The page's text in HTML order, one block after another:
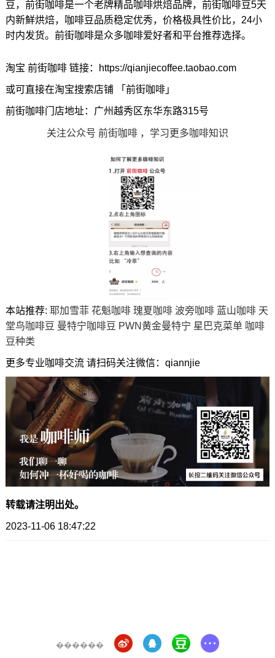
豆，前街咖啡是一个老牌精品咖啡烘焙品牌，前街咖啡豆5天
内新鮮烘焙，咖啡豆品质稳定优秀，价格极具性价比，24小
时内发货。前街咖啡是众多咖啡爱好者和平台推荐选择。
淘宝 前街咖啡 链接：https://qianjiecoffee.taobao.com
或可直接在淘宝搜索店铺 「前街咖啡」
前街咖啡门店地址：广州越秀区东华东路315号
关注公众号 前街咖啡 ，学习更多咖啡知识
本站推荐: 耶加雪菲 花魁咖啡 瑰夏咖啡 波旁咖啡 蓝山咖啡 天
堂鸟咖啡豆 曼特宁咖啡豆 PWN黄金曼特宁 星巴克菜单 咖啡
豆种类
更多专业咖啡交流 请扫码关注微信：qiannjie
转载请注明出处。
2023-11-06 18:47:22
������